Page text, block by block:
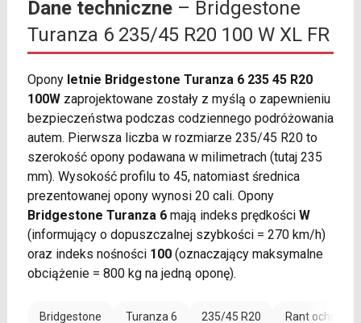
Dane techniczne– Bridgestone
Turanza 6 235/45 R20 100 W XL FR
Opony letnie Bridgestone Turanza 6 235 45 R20
100Wzaprojektowane zostały z myślą o zapewnieniu
bezpieczeństwa podczas codziennego podróżowania
autem. Pierwsza liczba w rozmiarze 235/45 R20 to
szerokość opony podawana w milimetrach (tutaj 235
mm). Wysokość profilu to 45, natomiast średnica
prezentowanej opony wynosi 20 cali. Opony
Bridgestone Turanza 6mają indeks prędkości W
(informujący o dopuszczalnej szybkości = 270 km/h)
oraz indeks nośności 100(oznaczający maksymalne
obciążenie = 800 kg na jedną oponę).
Bridgestone Turanza 6 235/45 R20 Rant ochronny